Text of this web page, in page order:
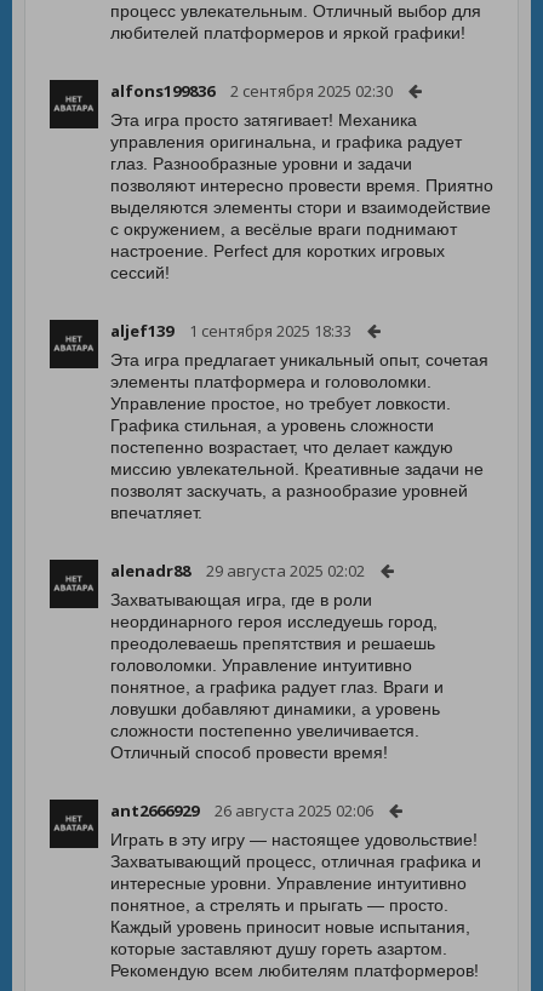
процесс увлекательным. Отличный выбор для
любителей платформеров и яркой графики!
alfons199836 2 сентября 2025 02:30
Эта игра просто затягивает! Механика
управления оригинальна, и графика радует
глаз. Разнообразные уровни и задачи
позволяют интересно провести время. Приятно
выделяются элементы стори и взаимодействие
с окружением, а весёлые враги поднимают
настроение. Perfect для коротких игровых
сессий!
aljef139 1 сентября 2025 18:33
Эта игра предлагает уникальный опыт, сочетая
элементы платформера и головоломки.
Управление простое, но требует ловкости.
Графика стильная, а уровень сложности
постепенно возрастает, что делает каждую
миссию увлекательной. Креативные задачи не
позволят заскучать, а разнообразие уровней
впечатляет.
alenadr88 29 августа 2025 02:02
Захватывающая игра, где в роли
неординарного героя исследуешь город,
преодолеваешь препятствия и решаешь
головоломки. Управление интуитивно
понятное, а графика радует глаз. Враги и
ловушки добавляют динамики, а уровень
сложности постепенно увеличивается.
Отличный способ провести время!
ant2666929 26 августа 2025 02:06
Играть в эту игру — настоящее удовольствие!
Захватывающий процесс, отличная графика и
интересные уровни. Управление интуитивно
понятное, а стрелять и прыгать — просто.
Каждый уровень приносит новые испытания,
которые заставляют душу гореть азартом.
Рекомендую всем любителям платформеров!